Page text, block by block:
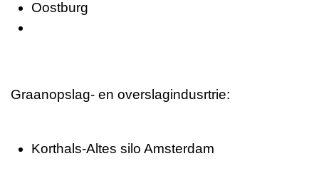
Oostburg
Graanopslag- en overslagindusrtrie:
Korthals-Altes silo Amsterdam